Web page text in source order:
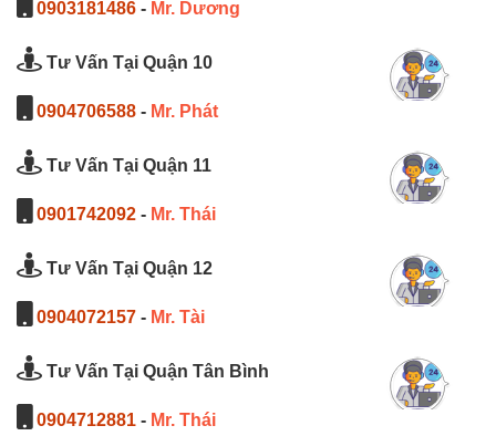
0903181486 - Mr. Dương
Tư Vấn Tại Quận 10
0904706588 - Mr. Phát
Tư Vấn Tại Quận 11
0901742092 - Mr. Thái
Tư Vấn Tại Quận 12
0904072157 - Mr. Tài
Tư Vấn Tại Quận Tân Bình
0904712881 - Mr. Thái